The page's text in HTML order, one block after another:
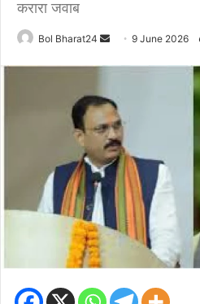
करारा जवाब
Bol Bharat24
Send9 June 2026